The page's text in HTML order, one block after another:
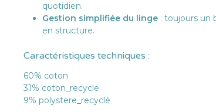
quotidien.
Gestion simplifiée du linge : toujours un
en structure.
Caractéristiques techniques :
60% coton
31% coton_recycle
9% polystere_recyclé